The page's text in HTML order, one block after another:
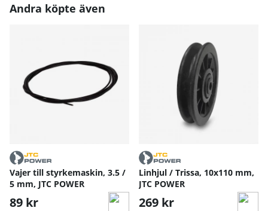
Andra köpte även
Vajer till styrkemaskin, 3.5 /
5 mm, JTC POWER
89 kr
Linhjul / Trissa, 10x110 mm,
JTC POWER
269 kr